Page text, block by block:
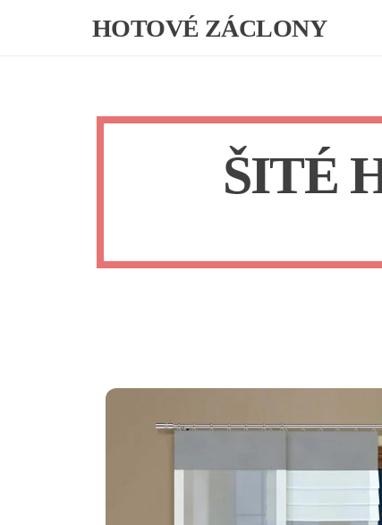
HOTOVÉ ZÁCLONY
ŠITÉ